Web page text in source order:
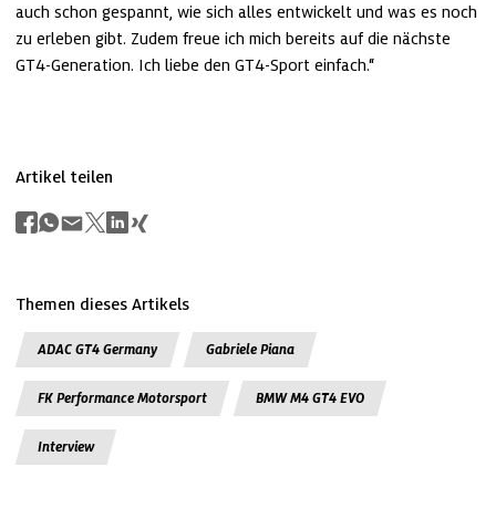
auch schon gespannt, wie sich alles entwickelt und was es noch
zu erleben gibt. Zudem freue ich mich bereits auf die nächste
GT4-Generation. Ich liebe den GT4-Sport einfach.“
Artikel teilen
Themen dieses Artikels
ADAC GT4 Germany Gabriele Piana
FK Performance Motorsport BMW M4 GT4 EVO
Interview